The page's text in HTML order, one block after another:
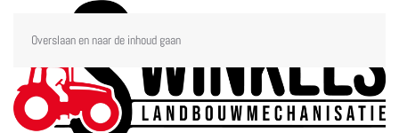
Overslaan en naar de inhoud gaan